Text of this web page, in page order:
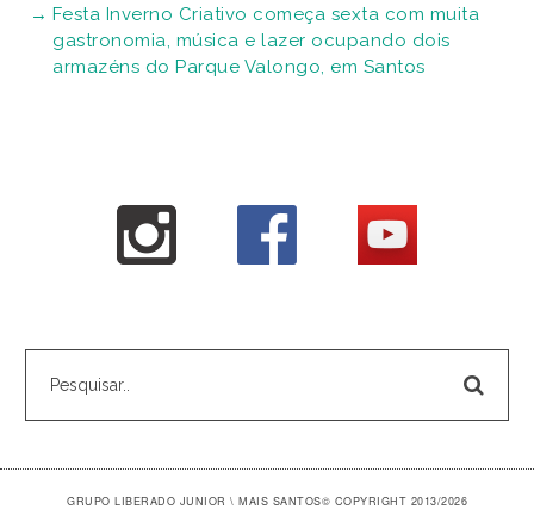
Festa Inverno Criativo começa sexta com muita
gastronomia, música e lazer ocupando dois
armazéns do Parque Valongo, em Santos
GRUPO LIBERADO JUNIOR \ MAIS SANTOS© COPYRIGHT 2013/2026